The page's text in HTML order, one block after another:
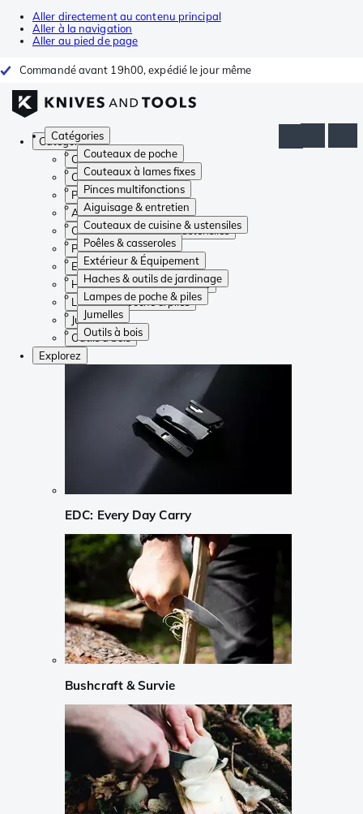
Aller directement au contenu principal
Aller à la navigation
Aller au pied de page
Commandé avant 19h00, expédié le jour même
Catégories
Couteaux de poche
Couteaux à lames fixes
Pinces multifonctions
Aiguisage & entretien
Couteaux de cuisine & ustensiles
Poêles & casseroles
Extérieur & Équipement
Haches & outils de jardinage
Lampes de poche & piles
Jumelles
Outils à bois
Catégories
Couteaux de poche
Couteaux à lames fixes
Pinces multifonctions
Aiguisage & entretien
Couteaux de cuisine & ustensiles
Poêles & casseroles
Extérieur & Équipement
Haches & outils de jardinage
Lampes de poche & piles
Jumelles
Outils à bois
Explorez
EDC: Every Day Carry
Bushcraft & Survie